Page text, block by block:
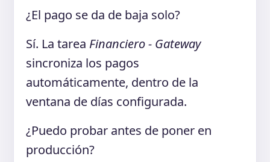
¿El pago se da de baja solo?
Sí. La tarea Financiero - Gateway
sincroniza los pagos
automáticamente, dentro de la
ventana de días configurada.
¿Puedo probar antes de poner en
producción?